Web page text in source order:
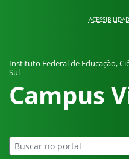
Instituto Federal de Educação,
Sul
Campus